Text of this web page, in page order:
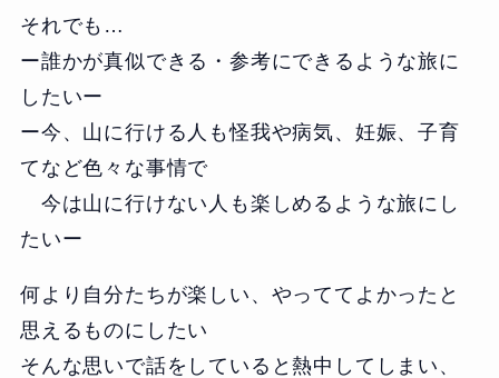
それでも…
ー誰かが真似できる・参考にできるような旅に
したいー
ー今、山に行ける人も怪我や病気、妊娠、子育
てなど色々な事情で
今は山に行けない人も楽しめるような旅にし
たいー
何より自分たちが楽しい、やっててよかったと
思えるものにしたい
そんな思いで話をしていると熱中してしまい、